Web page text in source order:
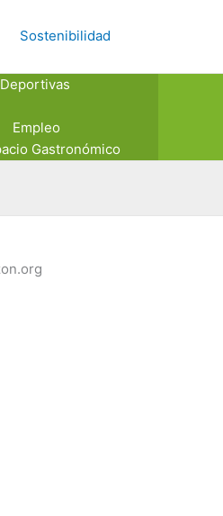
Sostenibilidad
Empleo
Gastronómico